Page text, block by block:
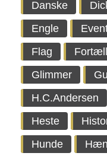
Danske
Engle
Flag
Glimmer
H.C.Andersen
Heste
Hunde